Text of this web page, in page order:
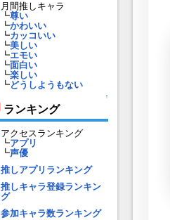
月間推しキャラ
┗尊い
┗かわいい
┗カッコいい
┗美しい
┗エモい
┗面白い
┗楽しい
┗どうしようもない
↑
ランキング
アクセスランキング
┗アプリ
┗声優
推しアプリランキング
推しキャラ登録ランキン
グ
参加キャラ数ランキング